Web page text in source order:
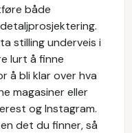
både
stilling underveis i
lurt å finne
å bli klar over hva
magasiner eller
og Instagram.
det du finner, så